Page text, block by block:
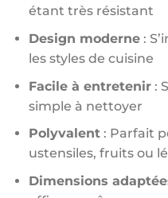
étant très résistant
Design moderne:
les styles de cuisine
Facile à entretenir:
simple à nettoyer
Polyvalent: Parfait
ustensiles, fruits ou
Dimensions